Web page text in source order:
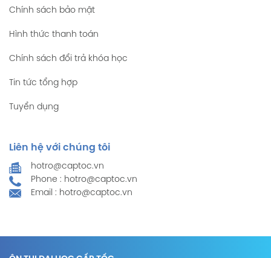
Chính sách bảo mật
Hình thức thanh toán
Chính sách đổi trả khóa học
Tin tức tổng hợp
Tuyển dụng
Liên hệ với chúng tôi
hotro@captoc.vn
Phone : hotro@captoc.vn
Email : hotro@captoc.vn